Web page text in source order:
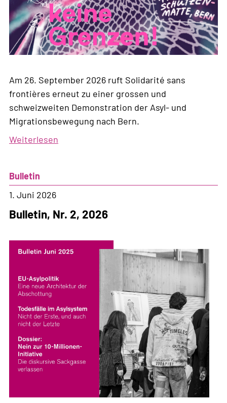
Am 26. September 2026 ruft Solidarité sans
frontières erneut zu einer grossen und
schweizweiten Demonstration der Asyl- und
Migrationsbewegung nach Bern.
Weiterlesen
Bulletin
1. Juni 2026
Bulletin, Nr. 2, 2026